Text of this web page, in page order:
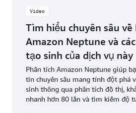
Video
Tìm hiểu chuyên sâu về
Amazon Neptune và
tạo sinh của dịch vụ này
Phân tích Amazon Neptune giúp
tin chuyên sâu mang tính đột phá
sinh thông qua phân tích đồ thị,
nhanh hơn 80 lần và tìm kiếm độ